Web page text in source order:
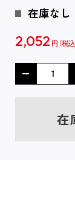
在庫なし
2,052 円
在